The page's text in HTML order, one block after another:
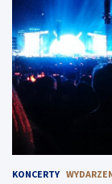
KONCERTY